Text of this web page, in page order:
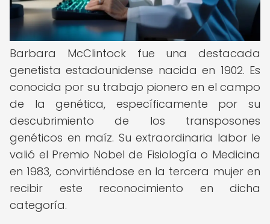
Barbara McClintock fue una destacada
genetista estadounidense nacida en 1902. Es
conocida por su trabajo pionero en el campo
de la genética, específicamente por su
descubrimiento de los transposones
genéticos en maíz. Su extraordinaria labor le
valió el Premio Nobel de Fisiología o Medicina
en 1983, convirtiéndose en la tercera mujer en
recibir este reconocimiento en dicha
categoría.